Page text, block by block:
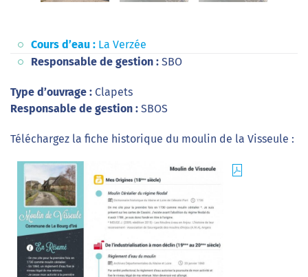
Cours d’eau : La Verzée
Responsable de gestion : SBO
Type d’ouvrage : Clapets
Responsable de gestion : SBOS
Téléchargez la fiche historique du moulin de la Visseule :